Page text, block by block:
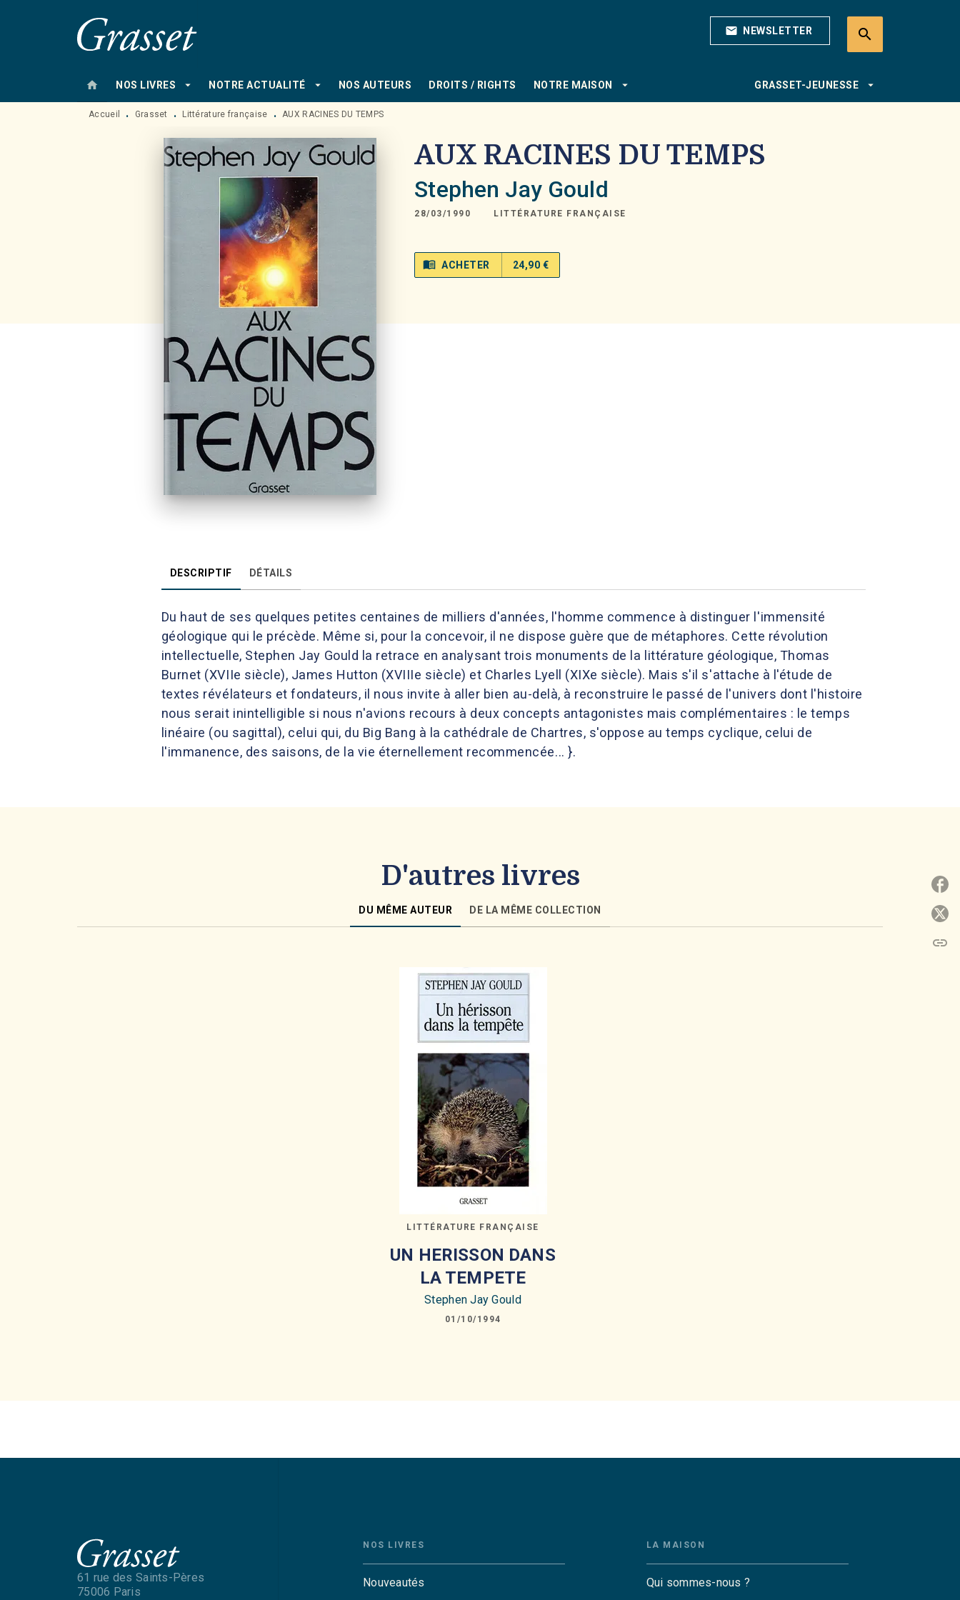
MENU RECHERCHE mail NEWSLETTER search
home NOS LIVRES arrow_drop_down NOTRE ACTUALITÉ arrow_drop_down NOS AUTEURS DROITS / RIGHTS NOTRE MAISON arrow_drop_down GRASSET-JEUNESSE arrow_drop_down
Accueil • Grasset • Littérature française • AUX RACINES DU TEMPS
AUX RACINES DU TEMPS
Stephen Jay Gould
28/03/1990 LITTÉRATURE FRANÇAISE
menu_book ACHETER 24,90 €
DESCRIPTIF DÉTAILS
Du haut de ses quelques petites centaines de milliers d'années, l'homme commence à distinguer l'immensité
géologique qui le précède. Même si, pour la concevoir, il ne dispose guère que de métaphores. Cette révolution
intellectuelle, Stephen Jay Gould la retrace en analysant trois monuments de la littérature géologique, Thomas
Burnet (XVIIe siècle), James Hutton (XVIIIe siècle) et Charles Lyell (XIXe siècle). Mais s'il s'attache à l'étude de
textes révélateurs et fondateurs, il nous invite à aller bien au-delà, à reconstruire le passé de l'univers dont l'histoire
nous serait inintelligible si nous n'avions recours à deux concepts antagonistes mais complémentaires : le temps
linéaire (ou sagittal), celui qui, du Big Bang à la cathédrale de Chartres, s'oppose au temps cyclique, celui de
l'immanence, des saisons, de la vie éternellement recommencée... }.
D'autres livres
DU MÊME AUTEUR DE LA MÊME COLLECTION
LITTÉRATURE FRANÇAISE
UN HERISSON DANS
LA TEMPETE
Stephen Jay Gould
01/10/1994
link
61 rue des Saints-Pères
75006 Paris
NOS LIVRES
Nouveautés
LA MAISON
Qui sommes-nous ?